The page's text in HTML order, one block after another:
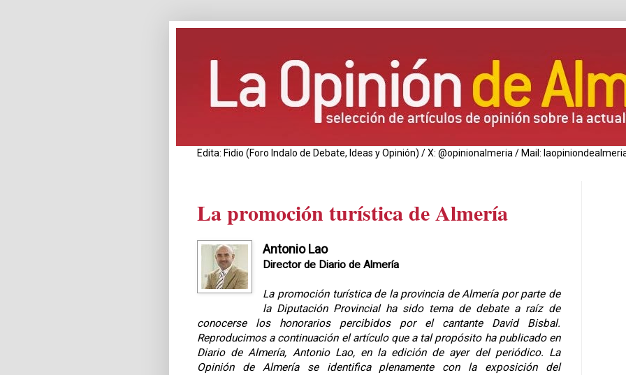
Edita: Fidio (Foro Indalo de Debate, Ideas y Opinión) / X: @opinionalmeria / Mail:
La promoción turística de Almería
Antonio Lao
Director de Diario de Almería
La promoción turística de la provincia de Almería por parte de
la Diputación Provincial ha sido tema de debate a raíz de
conocerse los honorarios percibidos por el cantante David Bisbal.
Reproducimos a continuación el artículo que a tal propósito ha publicado en
Diario de Almería, Antonio Lao, en la edición de ayer del periódico. La
Opinión de Almería se identifica plenamente con la exposición del